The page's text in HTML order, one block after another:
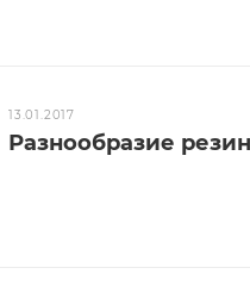
13.01.2017
Разнообразие